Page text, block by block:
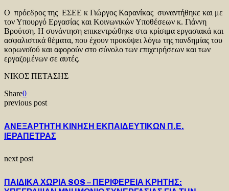
Ο πρόεδρος της ΕΣΕΕ κ Γιώργος Καρανίκας συναντήθηκε και με
τον Υπουργό Εργασίας και Κοινωνικών Υποθέσεων κ. Γιάννη
Βρούτση. Η συνάντηση επικεντρώθηκε στα κρίσιμα εργασιακά και
ασφαλιστικά θέματα, που έχουν προκύψει λόγω της πανδημίας του
κορωνοϊού και αφορούν στο σύνολο των επιχειρήσεων και των
εργαζομένων σε αυτές.
ΝΙΚΟΣ ΠΕΤΑΣΗΣ
Share0
previous post
ΑΝΕΞΑΡΤΗΤΗ ΚΙΝΗΣΗ ΕΚΠΑΙΔΕΥΤΙΚΩΝ Π.Ε.
ΙΕΡΑΠΕΤΡΑΣ
next post
ΠΑΙΔΙΚΑ ΧΩΡΙΑ SOS – ΠΕΡΙΦΕΡΕΙΑ ΚΡΗΤΗΣ: